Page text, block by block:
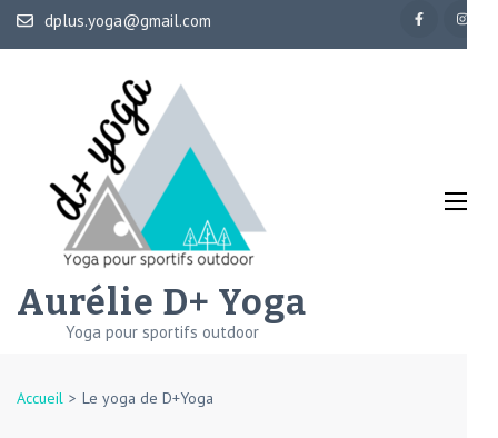
Aller
au
dplus.yoga@gmail.com
Aurélie D+ Yoga
Yoga pour sportifs outdoor
Accueil > Le yoga de D+Yoga